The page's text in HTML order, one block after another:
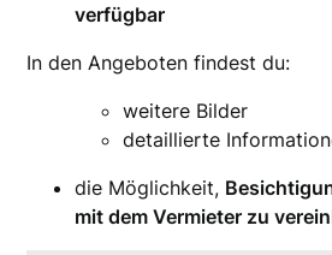
verfügbar
In den Angeboten findest du:
weitere Bilder
detaillierte
die Möglichkeit,
mit dem Vermieter zu